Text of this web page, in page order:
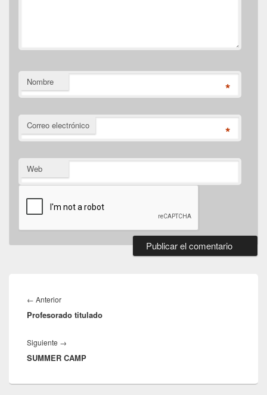
Nombre *
Correo electrónico *
Web
de
entradas
← Anterior
anterior:
Profesorado titulado
Siguiente →
entrada:
SUMMER CAMP